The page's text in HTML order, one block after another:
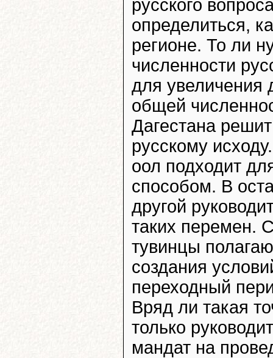
русского
определиться,
регионе. То ли
численности
для увеличения
общей
Дагестана
русскому
оол подходит
способом. В
другой
таких перемен.
тувинцы
создания
переходный
Вряд ли такая
только
мандат на